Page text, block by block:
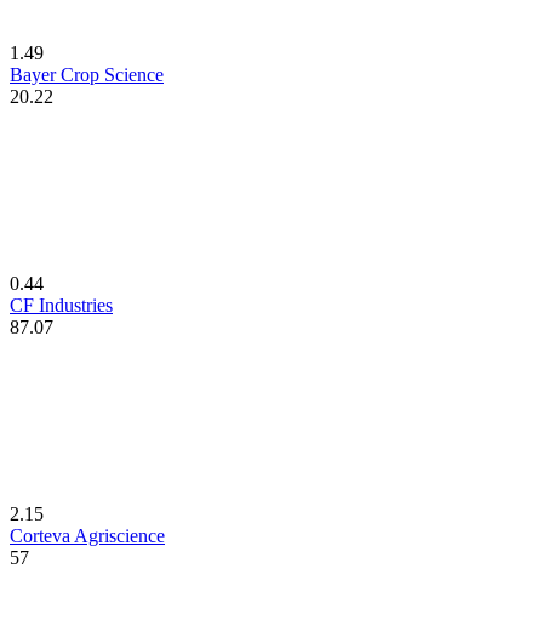
1.49
Bayer Crop Science
20.22
0.44
CF Industries
87.07
2.15
Corteva Agriscience
57